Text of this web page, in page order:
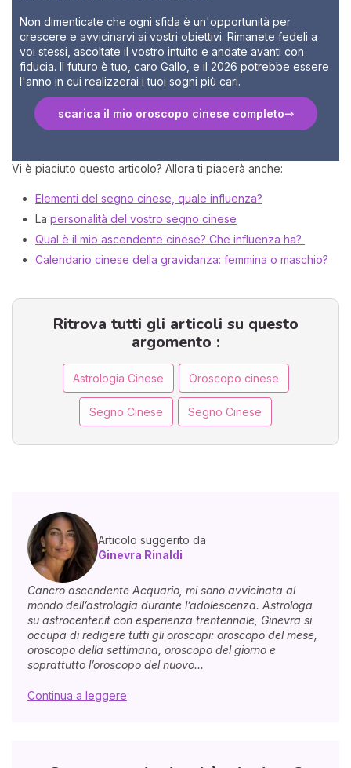
Non dimenticate che ogni sfida è un'opportunità per
crescere e avvicinarvi ai vostri obiettivi. Rimanete fedeli a
voi stessi, ascoltate il vostro intuito e andate avanti con
fiducia. Il futuro è tuo, caro Gallo, e il 2026 potrebbe essere
l'anno in cui realizzerai i tuoi sogni più cari.
scarica il mio oroscopo cinese completo
Vi è piaciuto questo articolo? Allora ti piacerà anche:
Elementi del segno cinese, quale influenza?
La personalità del vostro segno cinese
Qual è il mio ascendente cinese? Che influenza ha?
Calendario cinese della gravidanza: femmina o maschio?
Ritrova tutti gli articoli su questo
argomento :
Astrologia Cinese Oroscopo cinese
Segno Cinese Segno Cinese
Articolo suggerito da
Ginevra Rinaldi
Cancro ascendente Acquario, mi sono avvicinata al
mondo dell’astrologia durante l’adolescenza. Astrologa
su astrocenter.it con esperienza trentennale, Ginevra si
occupa di redigere tutti gli oroscopi: oroscopo del mese,
oroscopo della settimana, oroscopo del giorno e
soprattutto l’oroscopo del nuovo...
Continua a leggere